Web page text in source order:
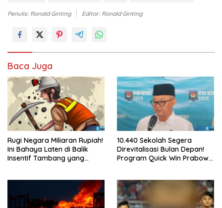
Penulis: Ronald Ginting Editor: Ronald Ginting
Baca Juga
Rugi Negara Miliaran Rupiah!
Ini Bahaya Laten di Balik
Insentif Tambang yang
10.440 Sekolah Segera
Direvitalisasi Bulan Depan!
Program Quick Win Prabowo